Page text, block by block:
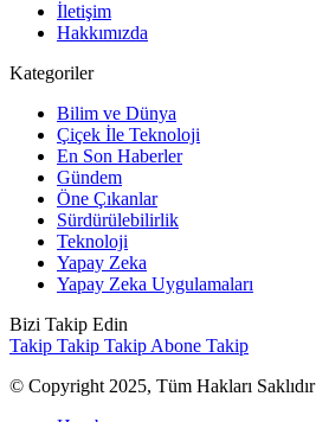
İletişim
Hakkımızda
Kategoriler
Bilim ve Dünya
Çiçek İle Teknoloji
En Son Haberler
Gündem
Öne Çıkanlar
Sürdürülebilirlik
Teknoloji
Yapay Zeka
Yapay Zeka Uygulamaları
Bizi Takip Edin
Takip Takip Takip Abone Takip
© Copyright 2025, Tüm Hakları Saklıdır